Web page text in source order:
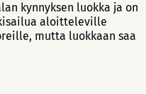
kynnyksen luokka ja on
aloitteleville
mutta luokkaan saa